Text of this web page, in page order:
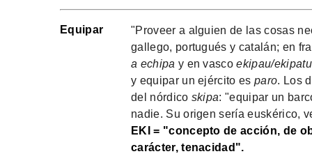
Equipar
"Proveer a alguien de las cosas
gallego, portugués y catalán; en
a echipa y en vascoekipau/ekipatu
y equipar un ejército esparo. Los
del nórdico skipa: "equipar un
nadie. Su origen sería euskérico,
EKI = "concepto de acción, de
carácter, tenacidad".